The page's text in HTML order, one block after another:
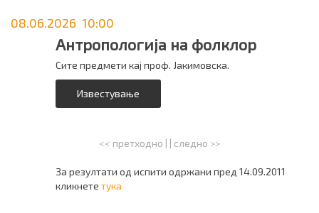
08.06.2026 10:00
Антропологија на фолклор
Сите предмети кај проф. Јакимовска.
Известување
<< претходно | | следно >>
За резултати од испити одржани пред 14.09.2011
кликнете тука